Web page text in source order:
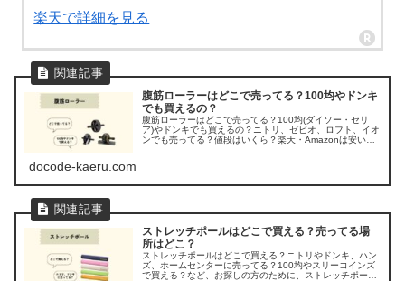
楽天で詳細を見る
腹筋ローラーはどこで売ってる？100均やドンキ
でも買えるの？
腹筋ローラーはどこで売ってる？100均(ダイソー・セリ
ア)やドンキでも買えるの？ニトリ、ゼビオ、ロフト、イオ
ンでも売ってる？値段はいくら？楽天・Amazonは安い？
docode-kaeru.com
ストレッチポールはどこで買える？売ってる場
所はどこ？
ストレッチポールはどこで買える？ニトリやドンキ、ハン
ズ、ホームセンターに売ってる？100均やスリーコインズ
で買える？など、お探しの方のために、ストレッチポール